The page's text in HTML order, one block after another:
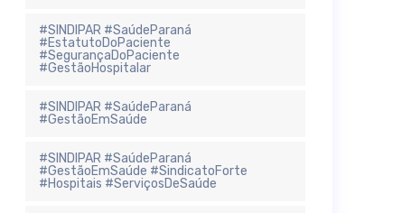
#SINDIPAR #SaúdeParaná
#EstatutoDoPaciente
#SegurançaDoPaciente
#GestãoHospitalar
#SINDIPAR #SaúdeParaná
#GestãoEmSaúde
#SINDIPAR #SaúdeParaná
#GestãoEmSaúde #SindicatoForte
#Hospitais #ServiçosDeSaúde